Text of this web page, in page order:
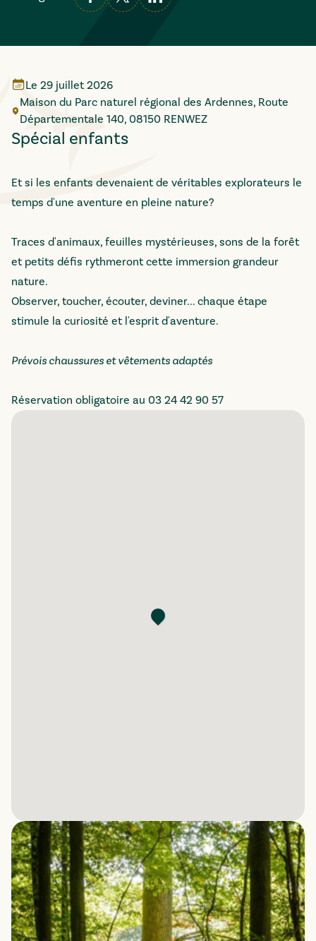
Le 29 juillet 2026
Maison du Parc naturel régional des Ardennes, Route
Départementale 140, 08150 RENWEZ
Spécial enfants
Et si les enfants devenaient de véritables explorateurs le
temps d'une aventure en pleine nature?
Traces d'animaux, feuilles mystérieuses, sons de la forêt
et petits défis rythmeront cette immersion grandeur
nature.
Observer, toucher, écouter, deviner... chaque étape
stimule la curiosité et l'esprit d'aventure.
Prévois chaussures et vêtements adaptés
Réservation obligatoire au 03 24 42 90 57